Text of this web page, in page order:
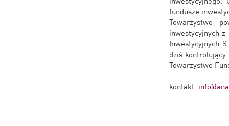
fundusze
Towarzystwo
inwestycyjnych
Inwestycyjnych
dziś
Towarzystwo
kontakt: